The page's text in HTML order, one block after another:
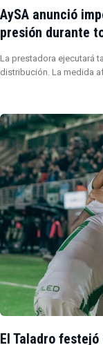
AySA anunció
presión durante
La prestadora ejecutará
distribución. La medida
El Taladro